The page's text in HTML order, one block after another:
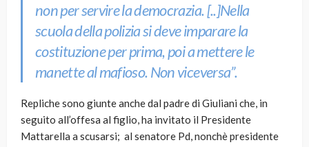
non per servire la democrazia. [..]Nella
scuola della polizia si deve imparare la
costituzione per prima, poi a mettere le
manette al mafioso. Non viceversa”.
Repliche sono giunte anche dal padre di Giuliani che, in
seguito all’offesa al figlio, ha invitato il Presidente
Mattarella a scusarsi; al senatore Pd, nonchè presidente